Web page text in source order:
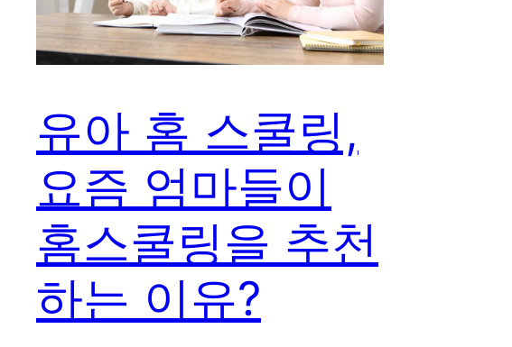
유아 홈 스쿨링,
요즘 엄마들이
홈스쿨링을 추천
하는 이유?